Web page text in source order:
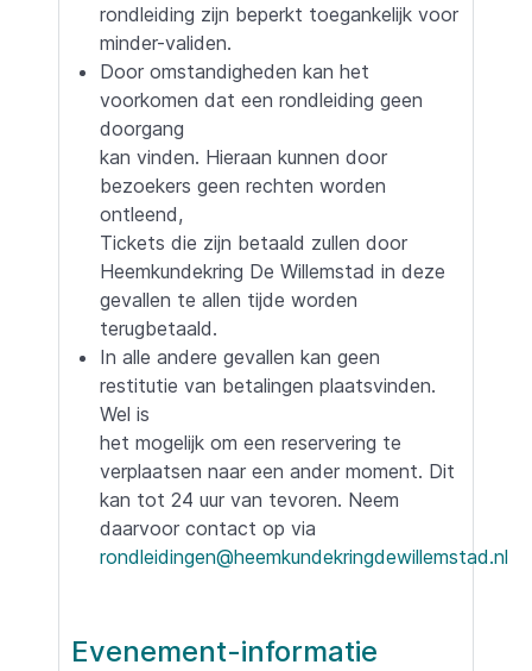
rondleiding zijn beperkt toegankelijk voor
minder-validen.
Door omstandigheden kan het
voorkomen dat een rondleiding geen
doorgang
kan vinden. Hieraan kunnen door
bezoekers geen rechten worden
ontleend,
Tickets die zijn betaald zullen door
Heemkundekring De Willemstad in deze
gevallen te allen tijde worden
terugbetaald.
In alle andere gevallen kan geen
restitutie van betalingen plaatsvinden.
Wel is
het mogelijk om een reservering te
verplaatsen naar een ander moment. Dit
kan tot 24 uur van tevoren. Neem
daarvoor contact op via
rondleidingen@heemkundekringdewillemstad.nl
Evenement-informatie